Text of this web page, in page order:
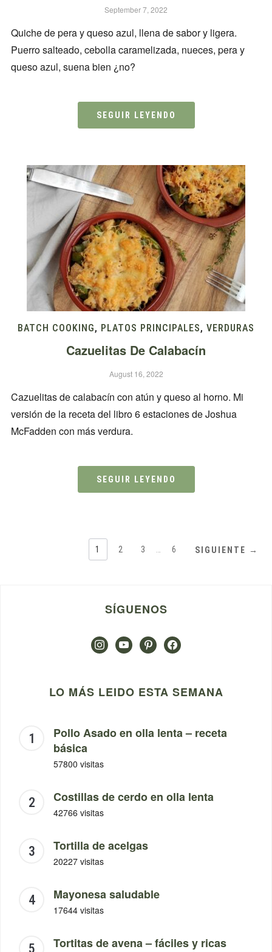
September 7, 2022
Quiche de pera y queso azul, llena de sabor y ligera.
Puerro salteado, cebolla caramelizada, nueces, pera y
queso azul, suena bien ¿no?
SEGUIR LEYENDO
BATCH COOKING, PLATOS PRINCIPALES, VERDURAS
Cazuelitas De Calabacín
August 16, 2022
Cazuelitas de calabacín con atún y queso al horno. Mi
versión de la receta del libro 6 estaciones de Joshua
McFadden con más verdura.
SEGUIR LEYENDO
1 2 3 … 6 SIGUIENTE →
SÍGUENOS
instagramyoutubepinterestfacebook
LO MÁS LEIDO ESTA SEMANA
Pollo Asado en olla lenta – receta
básica
57800 visitas
Costillas de cerdo en olla lenta
42766 visitas
Tortilla de acelgas
20227 visitas
Mayonesa saludable
17644 visitas
Tortitas de avena – fáciles y ricas